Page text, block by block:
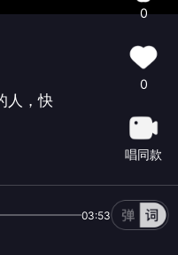
人，快
0
0
唱同款
03:53